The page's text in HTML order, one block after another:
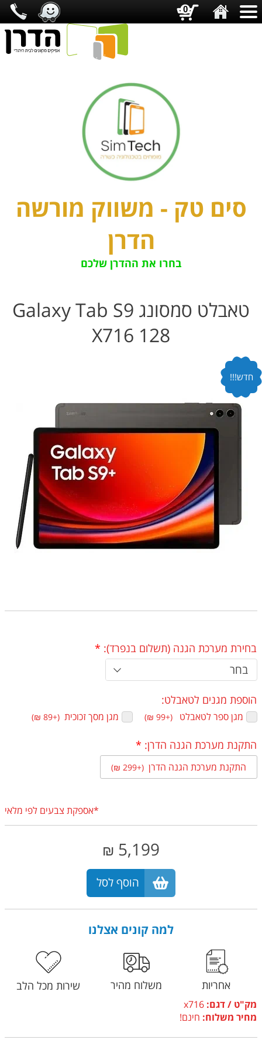
סים טק - משווק מורשה
הדרן
בחרו את ההדרן שלכם
טאבלט סמסונג Galaxy Tab S9
X716 128
חדש!!!
בחירת מערכת הגנה (תשלום בנפרד): *
בחר
הוספת מגנים לטאבלט:
מגן ספר לטאבלט ‏ (+99 ₪) מגן מסך זכוכית ‏ (+89 ₪)
התקנת מערכת הגנה הדרן: *
התקנת מערכת הגנה הדרן ‏ (+299 ₪)
*אספקת צבעים לפי מלאי
5,199
₪
הוסף לסל
למה קונים אצלנו
אחריות משלוח מהיר
מק"ט / דגם: x716
מחיר משלוח: חינם!
שירות מכל הלב
0